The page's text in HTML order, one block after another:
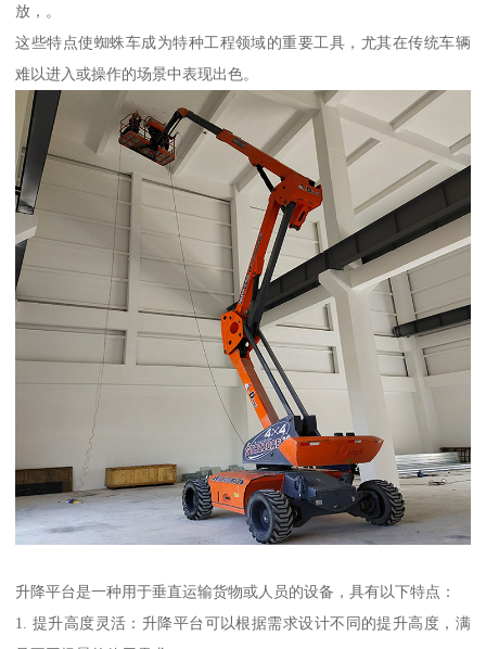
放，。
这些特点使蜘蛛车成为特种工程领域的重要工具，尤其在传统车辆
难以进入或操作的场景中表现出色。
升降平台是一种用于垂直运输货物或人员的设备，具有以下特点：
1. 提升高度灵活：升降平台可以根据需求设计不同的提升高度，满